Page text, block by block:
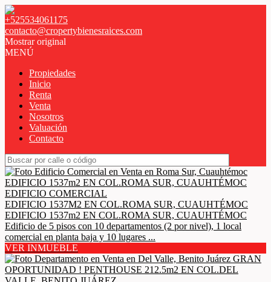
+525534061175
contacto@cropertybienesraices.com
Mostrar original
MENÚ
Propiedades
Inicio
Renta
Venta
Nosotros
Valuación
Contacto
EDIFICIO COMERCIAL
EDIFICIO 1537M2 EN COL.ROMA SUR, CUAUHTÉMOC
EDIFICIO 1537m2 EN COL.ROMA SUR, CUAUHTÉMOC
Edificio de 5 pisos con 10 departamentos (2 por nivel), 1 local
comercial en planta baja y 10 lugares ...
VER INMUEBLE